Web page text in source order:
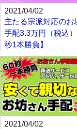
2021/04/02
主たる宗派対応のお
手配3.3万円（税込
秒1本勝負】
2021/04/02